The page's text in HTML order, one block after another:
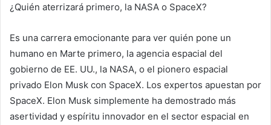
¿Quién aterrizará primero, la NASA o SpaceX?
Es una carrera emocionante para ver quién pone un
humano en Marte primero, la agencia espacial del
gobierno de EE. UU., la NASA, o el pionero espacial
privado Elon Musk con SpaceX. Los expertos apuestan por
SpaceX. Elon Musk simplemente ha demostrado más
asertividad y espíritu innovador en el sector espacial en